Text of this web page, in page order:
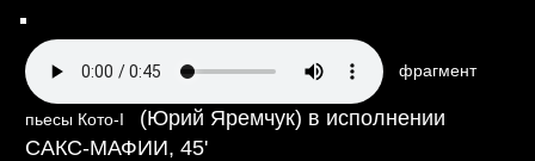
фрагмент
пьесы Кото-I
(Юрий Яремчук) в исполнении
САКС-МАФИИ, 45'